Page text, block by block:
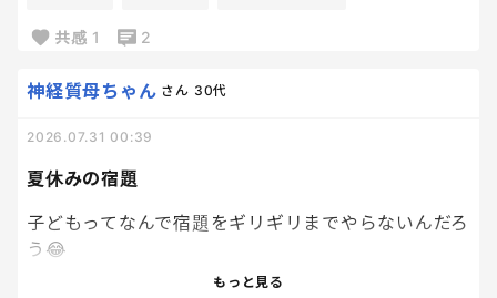
毎日荷物開けないパターンね！？笑
良いんだけどね！！
なんでも再確認は大事！！
共感 1 2
夏休みの宿題
神経質母ちゃん さん 30代
2026.07.31 00:39
子どもってなんで宿題をギリギリまでやらないんだろ
う😂
もっと見る